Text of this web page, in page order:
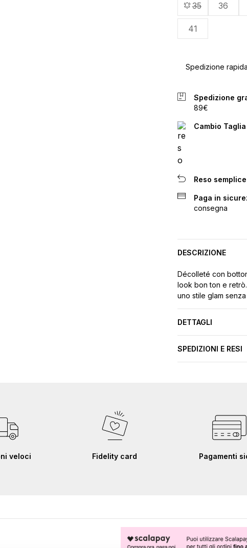
35 36
41
Spedizione
Spedizione
89€
Cambio
Reso semplice
Paga in
consegna
DESCRIZIONE
Décolleté con
look bon ton e
uno stile glam
DETTAGLI
SPEDIZIONI E RESI
veloci Fidelity card Pagamenti